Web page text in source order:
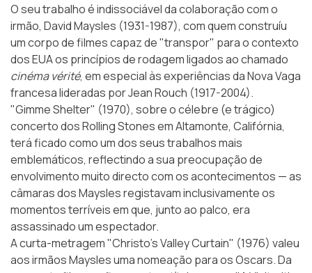
O seu trabalho é indissociável da colaboração com o
irmão, David Maysles (1931-1987), com quem construíu
umcorpo de filmescapaz de "transpor" para o contexto
dos EUA os princípios de rodagem ligados ao chamado
cinéma vérité, em especial às experiências da Nova Vaga
francesa lideradas por Jean Rouch (1917-2004).
"Gimme Shelter" (1970), sobre o célebre (e trágico)
concerto dos Rolling Stones em Altamonte, Califórnia,
terá ficado como um dos seus trabalhos mais
emblemáticos, reflectindo a sua preocupação de
envolvimento muito directo com os acontecimentos — as
câmaras dos Maysles registavam inclusivamente os
momentos terríveis em que, junto ao palco, era
assassinado um espectador.
A curta-metragem "Christo’s Valley Curtain" (1976) valeu
aos irmãos Maysles uma nomeação para os Oscars. Da